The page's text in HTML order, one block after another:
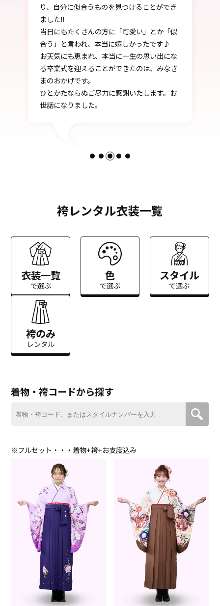
り、自分に似合うものを見つけることができ
ました!!
当日にもたくさんの方に「可愛い」とか「似
合う」と言われ、本当に嬉しかったです♪
お天気にも恵まれ、本当に一生の思い出にな
る卒業式を迎えることができたのは、みなさ
まのおかげです。
ひとかたならぬご尽力に感謝いたします。お
世話になりました。
袴レンタル衣装一覧
衣装一覧
で選ぶ
色
で選ぶ
スタイル
で選ぶ
袴のみ
レンタル
着物・袴コードから探す
※フルセット・・・着物+袴+お支度込み